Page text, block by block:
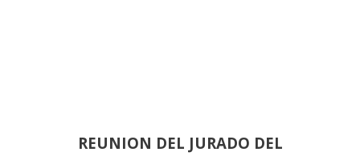
REUNION DEL JURADO DEL